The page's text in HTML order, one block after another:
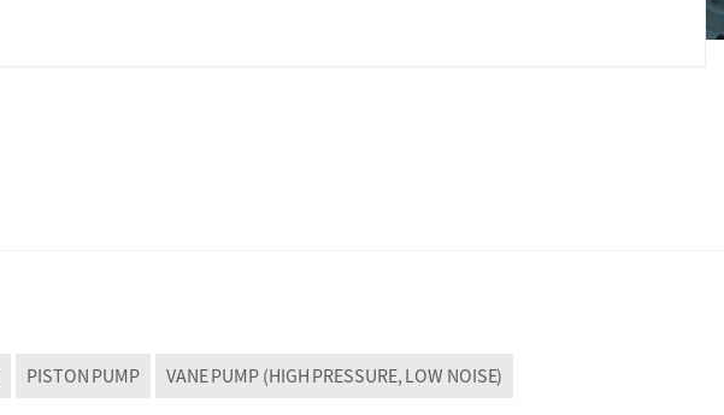
PISTON PUMP VANE PUMP (HIGH PRESSURE, LOW NOISE)